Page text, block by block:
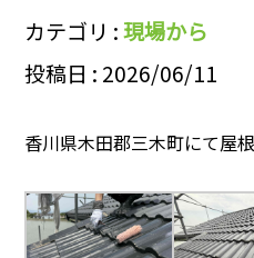
カテゴリ :現場から
投稿日 : 2026/06/11
香川県木田郡三木町にて屋